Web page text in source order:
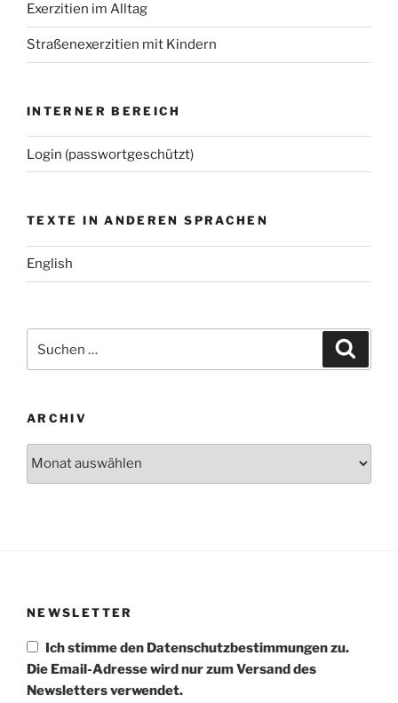
Exerzitien im Alltag
Straßenexerzitien mit Kindern
INTERNER BEREICH
Login (passwortgeschützt)
TEXTE IN ANDEREN SPRACHEN
English
nach:
ARCHIV
NEWSLETTER
Ich stimme den Datenschutzbestimmungen zu.
Die Email-Adresse wird nur zum Versand des
Newsletters verwendet.